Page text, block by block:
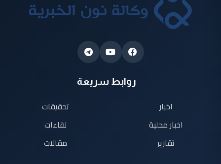
روابط سريعة
اخبار
اخبار محلية
تقارير
تحقيقات
لقاءات
مقالات